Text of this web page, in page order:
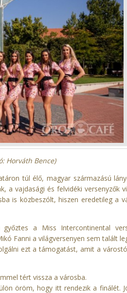
Horváth Bence)
túl élő, magyar származású
a vajdasági és felvidéki versenyzők
is közbeszólt, hiszen eredetileg a
a Miss Intercontinental
Fanni a világversenyen sem talált
ezt a támogatást, amit a
tért vissza a városba.
öröm, hogy itt rendezik a finálét.